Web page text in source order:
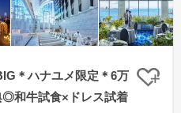
＊ハナユメ限定＊6万
◎和牛試食×ドレス試着
クリ